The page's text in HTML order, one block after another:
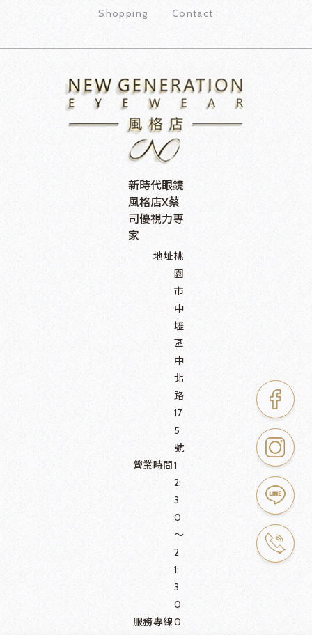
Shopping
Contact
新時代眼鏡
風格店X蔡
司優視力專
家
地址桃
園
市
中
壢
區
中
北
路
17
5
號
營業時間1
2:
3
0
～
2
1:
3
0
服務專線0